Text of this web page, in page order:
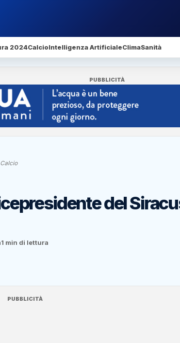
2024CalcioIntelligenza ArtificialeClimaSanità
PUBBLICITÀ
del
1 min di lettura
PUBBLICITÀ